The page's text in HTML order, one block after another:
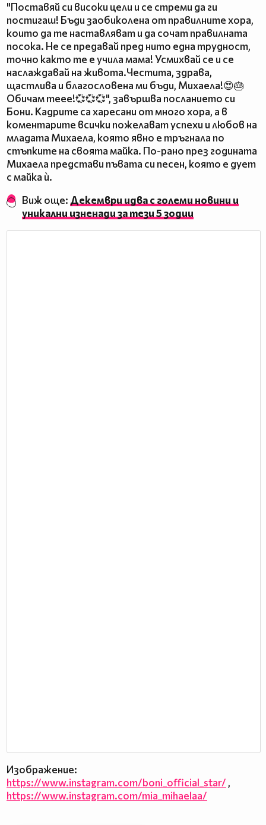
"Поставяй си високи цели и се стреми да ги
постигаш! Бъди заобиколена от правилните хора,
които да те наставляват и да сочат правилната
посока. Не се предавай пред нито една трудност,
точно както те е учила мама! Усмихвай се и се
наслаждавай на живота.Честита, здрава,
щастлива и благословена ми бъди, Михаела!😍🎂
Обичам теее!💞💞💞", завършва посланието си
Бони. Кадрите са харесани от много хора, а в
коментарите всички пожелават успехи и любов на
младата Михаела, която явно е тръгнала по
стъпките на своята майка. По-рано през годината
Михаела представи пъвата си песен, която е дует
с майка ѝ.
Виж още: Декември идва с големи новини и
уникални изненади за тези 5 зодии
Изображение:
https://www.instagram.com/boni_official_star/ ,
https://www.instagram.com/mia_mihaelaa/